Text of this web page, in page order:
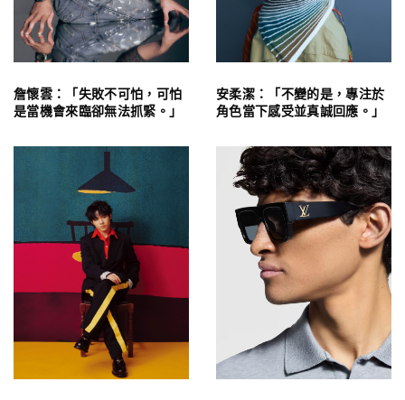
詹懷雲：「失敗不可怕，可怕
是當機會來臨卻無法抓緊。」
安柔潔：「不變的是，專注於
角色當下感受並真誠回應。」